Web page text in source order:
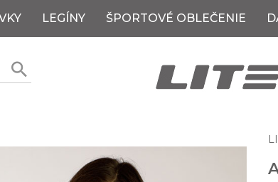
LEGÍNY ŠPORTOVÉ OBLEČENIE